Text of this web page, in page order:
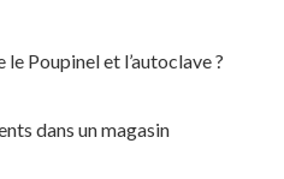
Poupinel et l’autoclave ?
dans un magasin